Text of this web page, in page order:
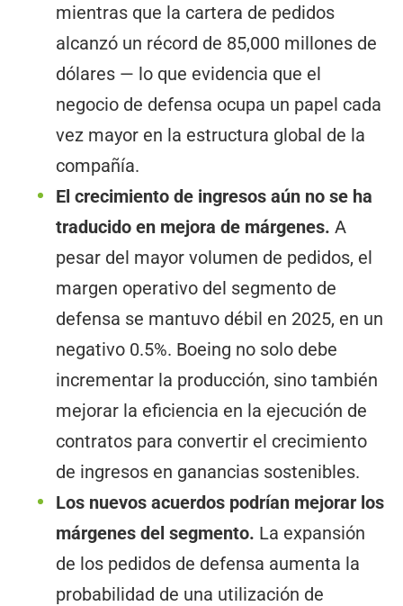
mientras que la cartera de pedidos
alcanzó un récord de 85,000 millones de
dólares — lo que evidencia que el
negocio de defensa ocupa un papel cada
vez mayor en la estructura global de la
compañía.
El crecimiento de ingresos aún no se ha
traducido en mejora de márgenes. A
pesar del mayor volumen de pedidos, el
margen operativo del segmento de
defensa se mantuvo débil en 2025, en un
negativo 0.5%. Boeing no solo debe
incrementar la producción, sino también
mejorar la eficiencia en la ejecución de
contratos para convertir el crecimiento
de ingresos en ganancias sostenibles.
Los nuevos acuerdos podrían mejorar los
márgenes del segmento. La expansión
de los pedidos de defensa aumenta la
probabilidad de una utilización de